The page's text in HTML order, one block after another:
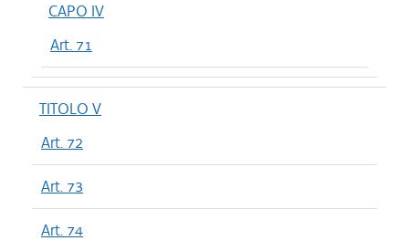
CAPO IV
Art. 71
TITOLO V
Art. 72
Art. 73
Art. 74